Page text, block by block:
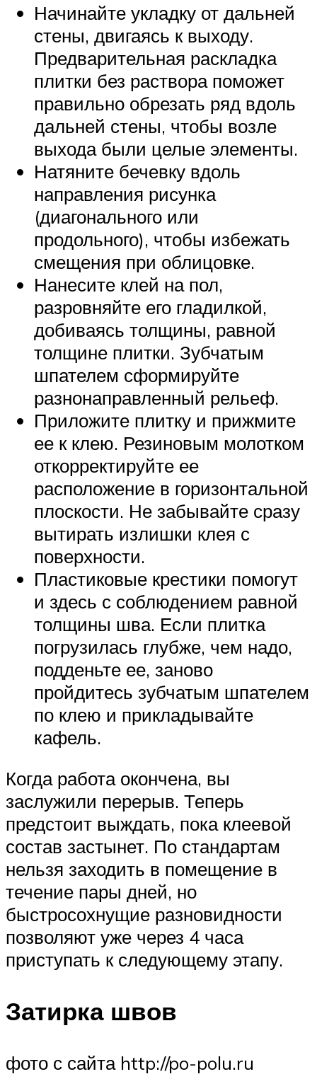
Начинайте укладку от дальней
стены, двигаясь к выходу.
Предварительная раскладка
плитки без раствора поможет
правильно обрезать ряд вдоль
дальней стены, чтобы возле
выхода были целые элементы.
Натяните бечевку вдоль
направления рисунка
(диагонального или
продольного), чтобы избежать
смещения при облицовке.
Нанесите клей на пол,
разровняйте его гладилкой,
добиваясь толщины, равной
толщине плитки. Зубчатым
шпателем сформируйте
разнонаправленный рельеф.
Приложите плитку и прижмите
ее к клею. Резиновым молотком
откорректируйте ее
расположение в горизонтальной
плоскости. Не забывайте сразу
вытирать излишки клея с
поверхности.
Пластиковые крестики помогут
и здесь с соблюдением равной
толщины шва. Если плитка
погрузилась глубже, чем надо,
подденьте ее, заново
пройдитесь зубчатым шпателем
по клею и прикладывайте
кафель.
Когда работа окончена, вы
заслужили перерыв. Теперь
предстоит выждать, пока клеевой
состав застынет. По стандартам
нельзя заходить в помещение в
течение пары дней, но
быстросохнущие разновидности
позволяют уже через 4 часа
приступать к следующему этапу.
Затирка швов
фото с сайта http://po-polu.ru